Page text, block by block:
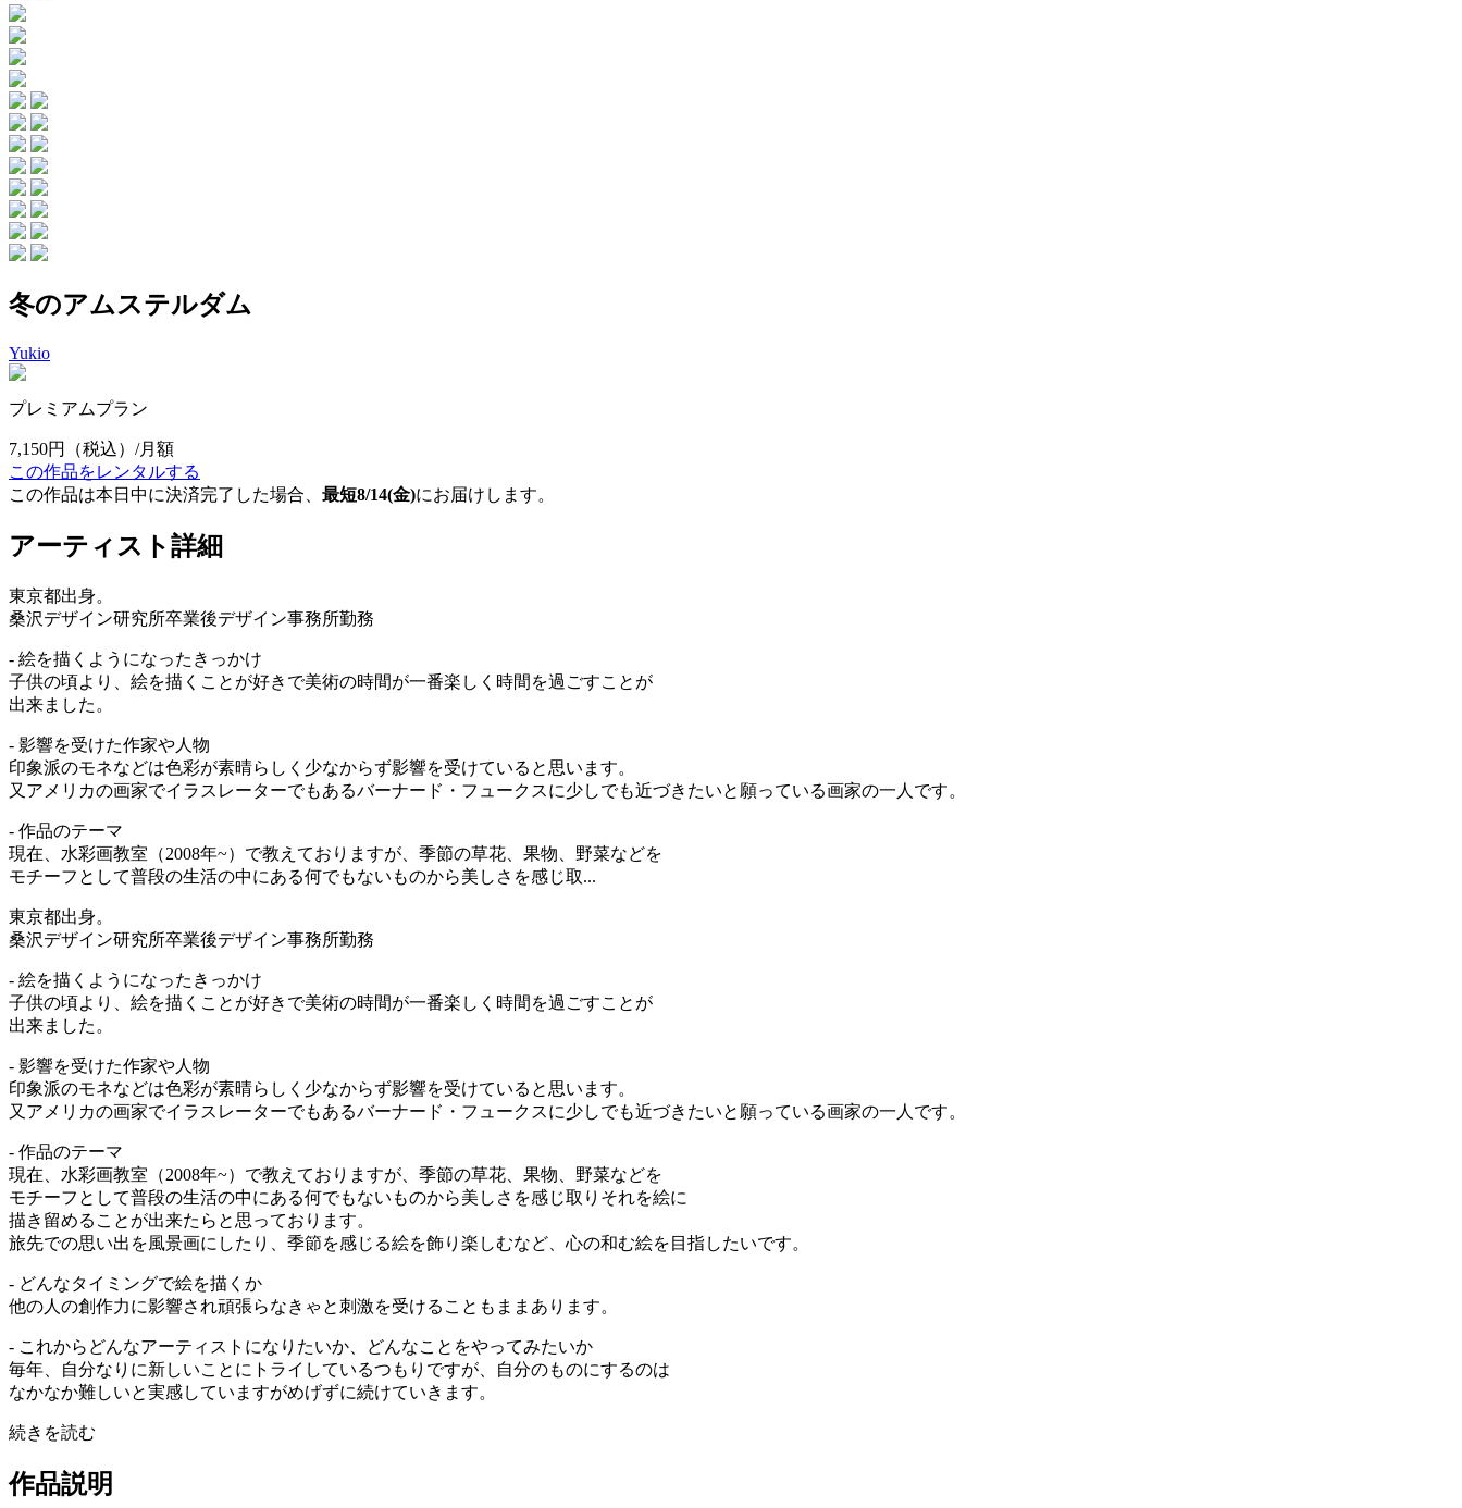
冬のアムステルダム
Yukio
プレミアムプラン
7,150円
（税込）/月額
この作品をレンタルする
この作品は本日中に決済完了した場合、 最短8/14(金)にお届けします。
アーティスト詳細
東京都出身。
桑沢デザイン研究所卒業後デザイン事務所勤務
- 絵を描くようになったきっかけ
子供の頃より、絵を描くことが好きで美術の時間が一番楽しく時間を過ごすことが
出来ました。
- 影響を受けた作家や人物
印象派のモネなどは色彩が素晴らしく少なからず影響を受けていると思います。
又アメリカの画家でイラスレーターでもあるバーナード・フュークスに少しでも近づきたいと願っている画家の一人です。
- 作品のテーマ
現在、水彩画教室（2008年~）で教えておりますが、季節の草花、果物、野菜などを
モチーフとして普段の生活の中にある何でもないものから美しさを感じ取...
東京都出身。
桑沢デザイン研究所卒業後デザイン事務所勤務
- 絵を描くようになったきっかけ
子供の頃より、絵を描くことが好きで美術の時間が一番楽しく時間を過ごすことが
出来ました。
- 影響を受けた作家や人物
印象派のモネなどは色彩が素晴らしく少なからず影響を受けていると思います。
又アメリカの画家でイラスレーターでもあるバーナード・フュークスに少しでも近づきたいと願っている画家の一人です。
- 作品のテーマ
現在、水彩画教室（2008年~）で教えておりますが、季節の草花、果物、野菜などを
モチーフとして普段の生活の中にある何でもないものから美しさを感じ取りそれを絵に
描き留めることが出来たらと思っております。
旅先での思い出を風景画にしたり、季節を感じる絵を飾り楽しむなど、心の和む絵を目指したいです。
- どんなタイミングで絵を描くか
他の人の創作力に影響され頑張らなきゃと刺激を受けることもままあります。
- これからどんなアーティストになりたいか、どんなことをやってみたいか
毎年、自分なりに新しいことにトライしているつもりですが、自分のものにするのは
なかなか難しいと実感していますがめげずに続けていきます。
続きを読む
作品説明